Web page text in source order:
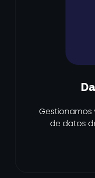
Gestionamos
de datos